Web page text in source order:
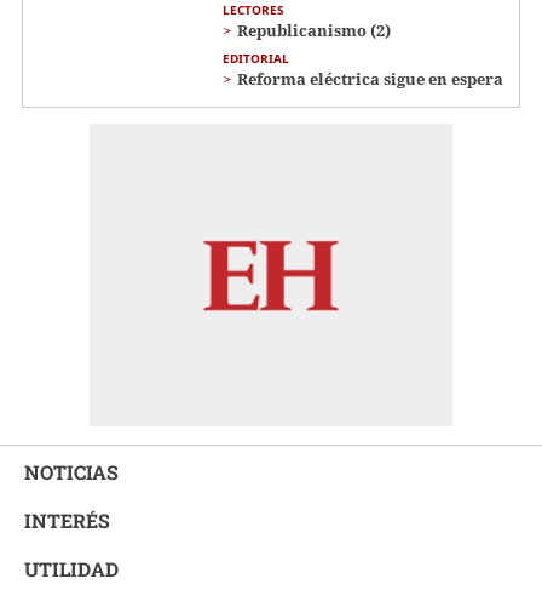
LECTORES
Republicanismo (2)
EDITORIAL
Reforma eléctrica sigue en espera
NOTICIAS
INTERÉS
UTILIDAD